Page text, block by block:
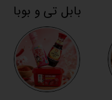
بابل تی و بوبا